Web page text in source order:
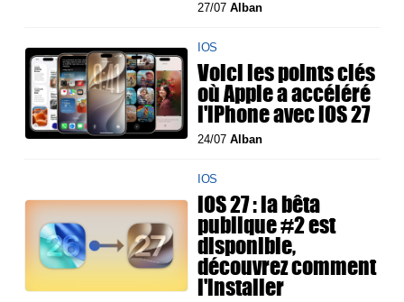
27/07Alban
IOS
Voici les points clés
où Apple a accéléré
l'iPhone avec iOS 27
24/07Alban
IOS
iOS 27 : la bêta
publique #2 est
disponible,
découvrez comment
l'installer